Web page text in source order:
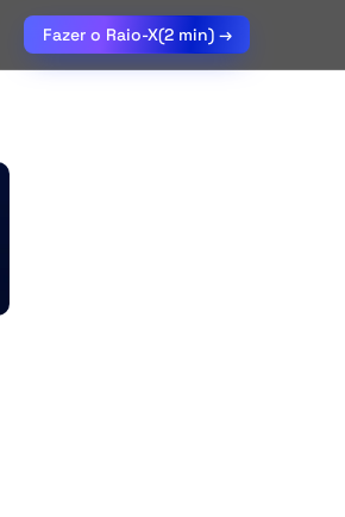
Fazer o Raio-X(2 min) →